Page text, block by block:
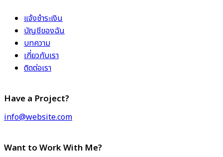
แจ้งชำระเงิน
บัญชีของฉัน
บทความ
เกี่ยวกับเรา
ติดต่อเรา
Have a Project?
info@website.com
Want to Work With Me?